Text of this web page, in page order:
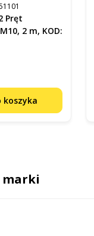
Pręt
2 m, KOD:
koszyka
marki